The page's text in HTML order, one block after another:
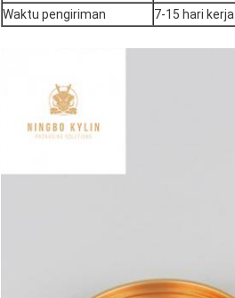
Waktu pengiriman
7-15 hari kerja